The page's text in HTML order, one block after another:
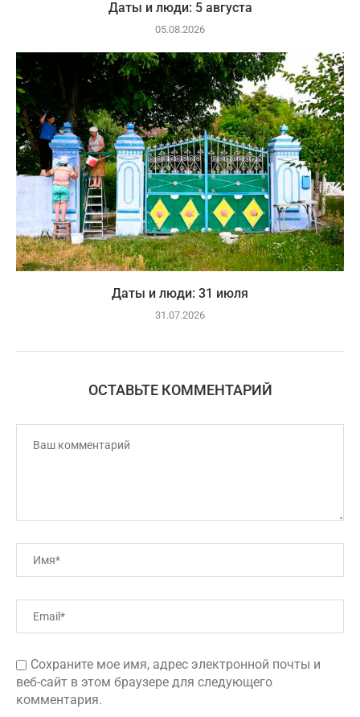
Даты и люди: 5 августа
05.08.2026
Даты и люди: 31 июля
31.07.2026
ОСТАВЬТЕ КОММЕНТАРИЙ
Сохраните мое имя, адрес электронной почты и
веб-сайт в этом браузере для следующего
комментария.